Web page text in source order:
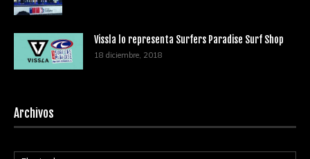
Vissla lo representa Surfers Paradise Surf Shop
18 diciembre, 2018
Archivos
Archivos